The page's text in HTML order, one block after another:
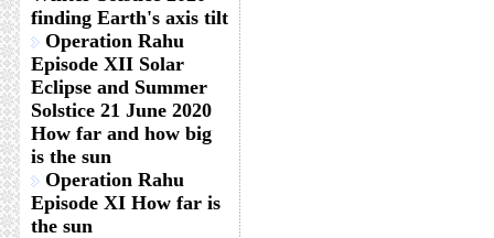
finding Earth's axis tilt
Operation Rahu
Episode XII Solar
Eclipse and Summer
Solstice 21 June 2020
How far and how big
is the sun
Operation Rahu
Episode XI How far is
the sun